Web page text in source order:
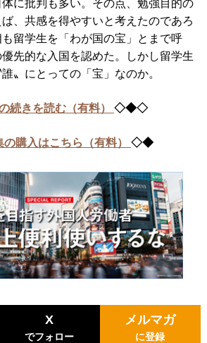
に批判も多い。その点、勉強目的の
、共感を得やすいと考えたのであろ
留学生を「わが国の宝」とまで呼
先的な入国を認めた。しかし留学生
〟にとっての「宝」なのか。
続きを読む（有料） ◇◆◇
の購入はこちら（有料） ◇◆
X
でフォロー
メルマガ
に登録